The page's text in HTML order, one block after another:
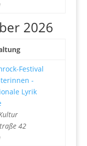
2026
Festival
-
Lyrik
42